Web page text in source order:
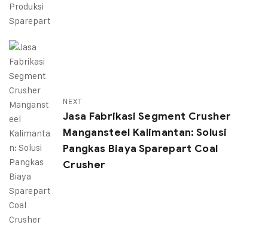
NEXT
Jasa Fabrikasi Segment Crusher
Mangansteel Kalimantan: Solusi
Pangkas Biaya Sparepart Coal
Crusher